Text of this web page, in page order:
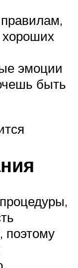
хороших
эмоции
быть
поэтому